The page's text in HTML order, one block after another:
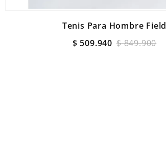
Tenis Para Hombre Field
$ 849.900
$ 509.940